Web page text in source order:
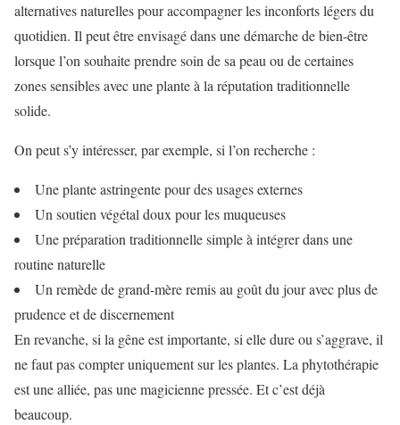
alternatives naturelles pour accompagner les inconforts légers du
quotidien. Il peut être envisagé dans une démarche de bien-être
lorsque l’on souhaite prendre soin de sa peau ou de certaines
zones sensibles avec une plante à la réputation traditionnelle
solide.
On peut s’y intéresser, par exemple, si l’on recherche :
Une plante astringente pour des usages externes
Un soutien végétal doux pour les muqueuses
Une préparation traditionnelle simple à intégrer dans une
routine naturelle
Un remède de grand-mère remis au goût du jour avec plus de
prudence et de discernement
En revanche, si la gêne est importante, si elle dure ou s’aggrave, il
ne faut pas compter uniquement sur les plantes. La phytothérapie
est une alliée, pas une magicienne pressée. Et c’est déjà
beaucoup.